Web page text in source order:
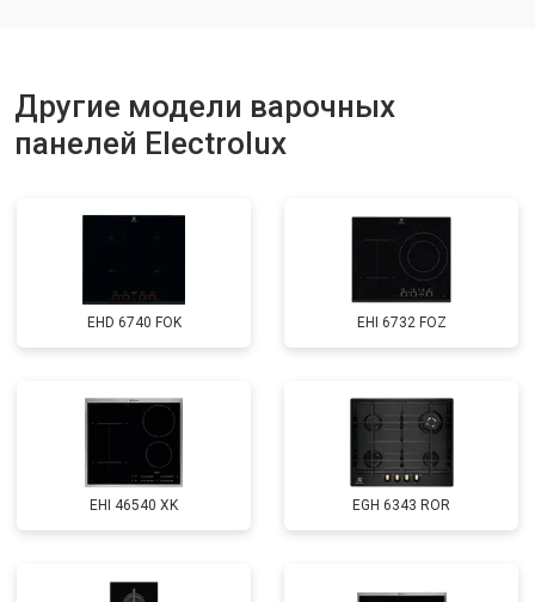
Другие модели варочных
панелей Electrolux
EHD 6740 FOK EHI 6732 FOZ
EHI 46540 XK EGH 6343 ROR